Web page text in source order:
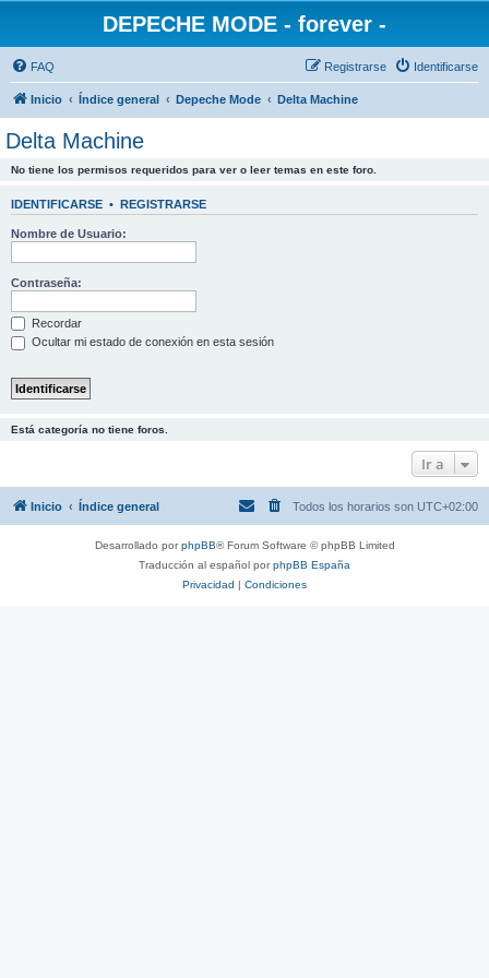
DEPECHE MODE - forever -
FAQ Identificarse
Registrarse
Inicio Índice general Depeche Mode Delta Machine
Delta Machine
No tiene los permisos requeridos para ver o leer temas en este foro.
IDENTIFICARSE • REGISTRARSE
Nombre de Usuario:
Contraseña:
Recordar
Ocultar mi estado de conexión en esta sesión
Está categoría no tiene foros.
Ir a
Inicio Índice general Todos los horarios son UTC+02:00
Desarrollado porphpBB® Forum Software © phpBB Limited
Traducción al español porphpBB España
Privacidad | Condiciones